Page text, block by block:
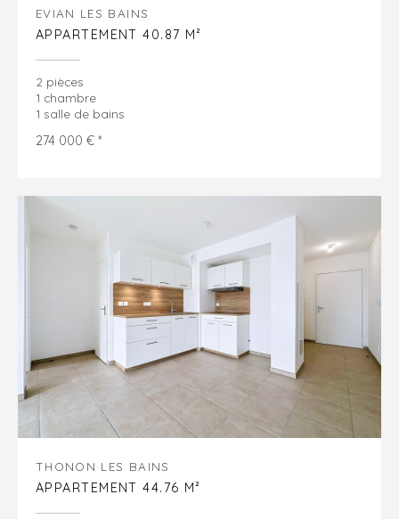
EVIAN LES BAINS
APPARTEMENT 40.87 M²
2 pièces
1 chambre
1 salle de bains
274 000 € *
THONON LES BAINS
APPARTEMENT 44.76 M²